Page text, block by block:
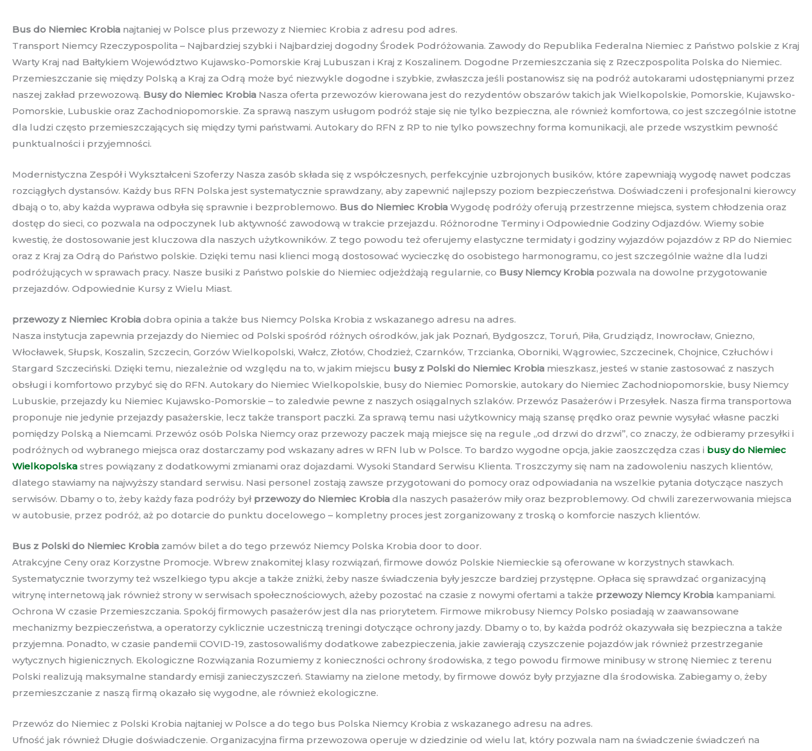
Bus do Niemiec Krobia najtaniej w Polsce plus przewozy z Niemiec Krobia z adresu pod adres.
Transport Niemcy Rzeczypospolita – Najbardziej szybki i Najbardziej dogodny Środek Podróżowania. Zawody do Republika Federalna Niemiec z Państwo polskie z Kraj
Warty Kraj nad Bałtykiem Województwo Kujawsko-Pomorskie Kraj Lubuszan i Kraj z Koszalinem. Dogodne Przemieszczania się z Rzeczpospolita Polska do Niemiec.
Przemieszczanie się między Polską a Kraj za Odrą może być niezwykle dogodne i szybkie, zwłaszcza jeśli postanowisz się na podróż autokarami udostępnianymi przez
naszej zakład przewozową. Busy do Niemiec Krobia Nasza oferta przewozów kierowana jest do rezydentów obszarów takich jak Wielkopolskie, Pomorskie, Kujawsko-
Pomorskie, Lubuskie oraz Zachodniopomorskie. Za sprawą naszym usługom podróż staje się nie tylko bezpieczna, ale również komfortowa, co jest szczególnie istotne
dla ludzi często przemieszczających się między tymi państwami. Autokary do RFN z RP to nie tylko powszechny forma komunikacji, ale przede wszystkim pewność
punktualności i przyjemności.
Modernistyczna Zespół i Wykształceni Szoferzy Nasza zasób składa się z współczesnych, perfekcyjnie uzbrojonych busików, które zapewniają wygodę nawet podczas
rozciągłych dystansów. Każdy bus RFN Polska jest systematycznie sprawdzany, aby zapewnić najlepszy poziom bezpieczeństwa. Doświadczeni i profesjonalni kierowcy
dbają o to, aby każda wyprawa odbyła się sprawnie i bezproblemowo. Bus do Niemiec Krobia Wygodę podróży oferują przestrzenne miejsca, system chłodzenia oraz
dostęp do sieci, co pozwala na odpoczynek lub aktywność zawodową w trakcie przejazdu. Różnorodne Terminy i Odpowiednie Godziny Odjazdów. Wiemy sobie
kwestię, że dostosowanie jest kluczowa dla naszych użytkowników. Z tego powodu też oferujemy elastyczne termidaty i godziny wyjazdów pojazdów z RP do Niemiec
oraz z Kraj za Odrą do Państwo polskie. Dzięki temu nasi klienci mogą dostosować wycieczkę do osobistego harmonogramu, co jest szczególnie ważne dla ludzi
podróżujących w sprawach pracy. Nasze busiki z Państwo polskie do Niemiec odjeżdżają regularnie, co Busy Niemcy Krobia pozwala na dowolne przygotowanie
przejazdów. Odpowiednie Kursy z Wielu Miast.
przewozy z Niemiec Krobia dobra opinia a także bus Niemcy Polska Krobia z wskazanego adresu na adres.
Nasza instytucja zapewnia przejazdy do Niemiec od Polski spośród różnych ośrodków, jak jak Poznań, Bydgoszcz, Toruń, Piła, Grudziądz, Inowrocław, Gniezno,
Włocławek, Słupsk, Koszalin, Szczecin, Gorzów Wielkopolski, Wałcz, Złotów, Chodzież, Czarnków, Trzcianka, Oborniki, Wągrowiec, Szczecinek, Chojnice, Człuchów i
Stargard Szczeciński. Dzięki temu, niezależnie od względu na to, w jakim miejscu busy z Polski do Niemiec Krobia mieszkasz, jesteś w stanie zastosować z naszych
obsługi i komfortowo przybyć się do RFN. Autokary do Niemiec Wielkopolskie, busy do Niemiec Pomorskie, autokary do Niemiec Zachodniopomorskie, busy Niemcy
Lubuskie, przejazdy ku Niemiec Kujawsko-Pomorskie – to zaledwie pewne z naszych osiągalnych szlaków. Przewóz Pasażerów i Przesyłek. Nasza firma transportowa
proponuje nie jedynie przejazdy pasażerskie, lecz także transport paczki. Za sprawą temu nasi użytkownicy mają szansę prędko oraz pewnie wysyłać własne paczki
pomiędzy Polską a Niemcami. Przewóz osób Polska Niemcy oraz przewozy paczek mają miejsce się na regule „od drzwi do drzwi”, co znaczy, że odbieramy przesyłki i
podróżnych od wybranego miejsca oraz dostarczamy pod wskazany adres w RFN lub w Polsce. To bardzo wygodne opcja, jakie zaoszczędza czas i busy do Niemiec
Wielkopolska stres powiązany z dodatkowymi zmianami oraz dojazdami. Wysoki Standard Serwisu Klienta. Troszczymy się nam na zadowoleniu naszych klientów,
dlatego stawiamy na najwyższy standard serwisu. Nasi personel zostają zawsze przygotowani do pomocy oraz odpowiadania na wszelkie pytania dotyczące naszych
serwisów. Dbamy o to, żeby każdy faza podróży był przewozy do Niemiec Krobia dla naszych pasażerów miły oraz bezproblemowy. Od chwili zarezerwowania miejsca
w autobusie, przez podróż, aż po dotarcie do punktu docelowego – kompletny proces jest zorganizowany z troską o komforcie naszych klientów.
Bus z Polski do Niemiec Krobia zamów bilet a do tego przewóz Niemcy Polska Krobia door to door.
Atrakcyjne Ceny oraz Korzystne Promocje. Wbrew znakomitej klasy rozwiązań, firmowe dowóz Polskie Niemieckie są oferowane w korzystnych stawkach.
Systematycznie tworzymy też wszelkiego typu akcje a także zniżki, żeby nasze świadczenia były jeszcze bardziej przystępne. Opłaca się sprawdzać organizacyjną
witrynę internetową jak również strony w serwisach społecznościowych, ażeby pozostać na czasie z nowymi ofertami a także przewozy Niemcy Krobia kampaniami.
Ochrona W czasie Przemieszczania. Spokój firmowych pasażerów jest dla nas priorytetem. Firmowe mikrobusy Niemcy Polsko posiadają w zaawansowane
mechanizmy bezpieczeństwa, a operatorzy cyklicznie uczestniczą treningi dotyczące ochrony jazdy. Dbamy o to, by każda podróż okazywała się bezpieczna a także
przyjemna. Ponadto, w czasie pandemii COVID-19, zastosowaliśmy dodatkowe zabezpieczenia, jakie zawierają czyszczenie pojazdów jak również przestrzeganie
wytycznych higienicznych. Ekologiczne Rozwiązania Rozumiemy z konieczności ochrony środowiska, z tego powodu firmowe minibusy w stronę Niemiec z terenu
Polski realizują maksymalne standardy emisji zanieczyszczeń. Stawiamy na zielone metody, by firmowe dowóz były przyjazne dla środowiska. Zabiegamy o, żeby
przemieszczanie z naszą firmą okazało się wygodne, ale również ekologiczne.
Przewóz do Niemiec z Polski Krobia najtaniej w Polsce a do tego bus Polska Niemcy Krobia z wskazanego adresu na adres.
Ufność jak również Długie doświadczenie. Organizacyjna firma przewozowa operuje w dziedzinie od wielu lat, który pozwala nam na świadczenie świadczeń na